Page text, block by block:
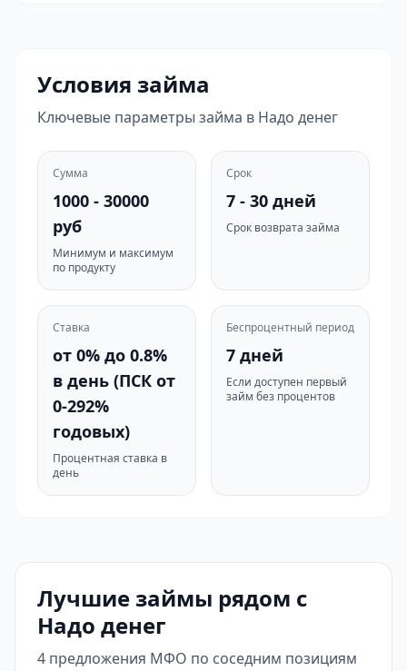
Условия займа
Ключевые параметры займа в Надо денег
Сумма
1000 - 30000
руб
Минимум и максимум
по продукту
Срок
7 - 30 дней
Срок возврата займа
Ставка
от 0% до 0.8%
в день (ПСК от
0-292%
годовых)
Процентная ставка в
день
Беспроцентный период
7 дней
Если доступен первый
займ без процентов
Лучшие займы рядом с
Надо денег
4 предложения МФО по соседним позициям